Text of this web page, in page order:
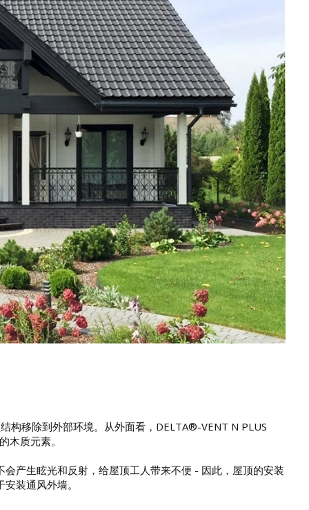
构移除到外部环境。从外面看，DELTA®-VENT N PLUS
质元素。
产生眩光和反射，给屋顶工人带来不便 - 因此，屋顶的安装
装通风外墙。